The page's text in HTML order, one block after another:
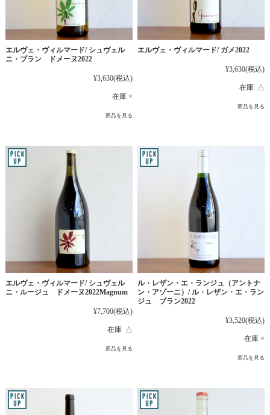
エルヴェ・ヴィルマード/ シュヴェル
ニ・ブラン ドメーヌ2022
¥3,630(税込)
在庫 ×
商品を見る
エルヴェ・ヴィルマード/ ガメ2022
¥3,630(税込)
在庫 △
商品を見る
エルヴェ・ヴィルマード/ シュヴェル
ニ・ルージュ ドメーヌ2022Magnum
¥7,700(税込)
在庫 △
商品を見る
ル・レザン・エ・ランジュ（アントナ
ン・アゾーニ）/ ル・レザン・エ・ラン
ジュ ブラン2022
¥3,520(税込)
在庫 ×
商品を見る